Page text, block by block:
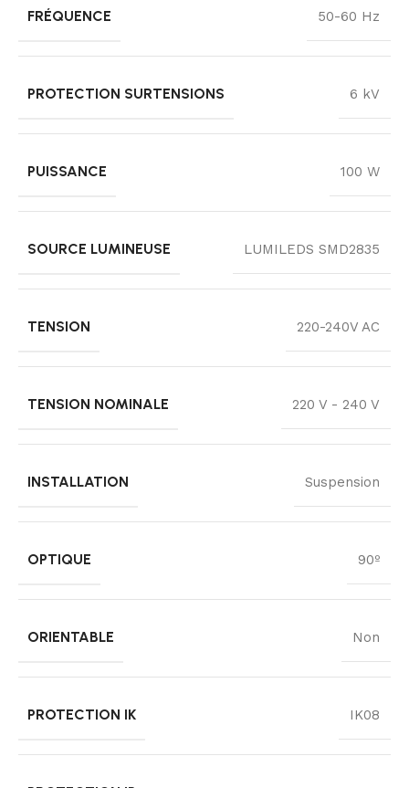
FRÉQUENCE 50-60 Hz
PROTECTION SURTENSIONS 6 kV
PUISSANCE 100 W
SOURCE LUMINEUSE LUMILEDS SMD2835
TENSION 220-240V AC
TENSION NOMINALE 220 V - 240 V
INSTALLATION Suspension
OPTIQUE 90º
ORIENTABLE Non
PROTECTION IK IK08